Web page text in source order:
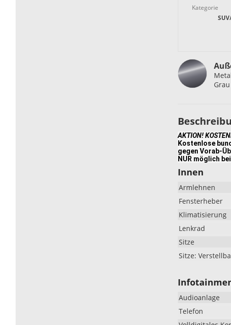
Kategorie
Grau
AKTION!
Kostenlose
gegen Vorab-
NUR möglich
Innen
Armlehnen
Fensterheber
Klimatisierung
Lenkrad
Sitze
Sitze:
Audioanlage
Telefon